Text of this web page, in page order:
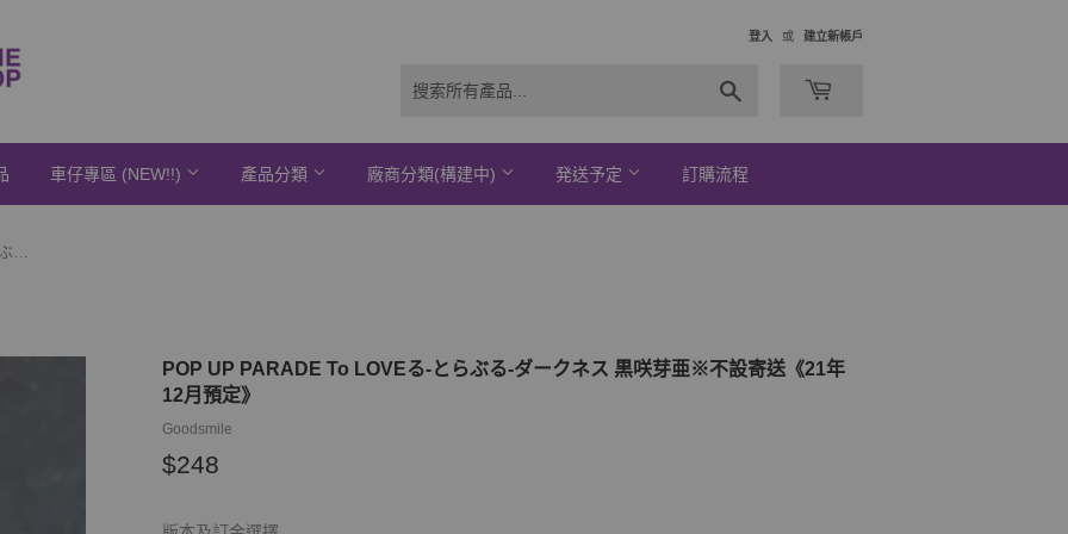
登入 或 建立新帳戶
車仔專區 (NEW!!) 產品分類 廠商分類(構建中) 発送予定 訂購流程
POP UP PARADE To LOVEる-とらぶる-ダークネス 黒咲芽亜※不設寄送《21年12月預定》
POP UP PARADE To LOVEる-とらぶる-ダークネス 黒咲芽亜※不設寄送《21年
12月預定》
Goodsmile
$248